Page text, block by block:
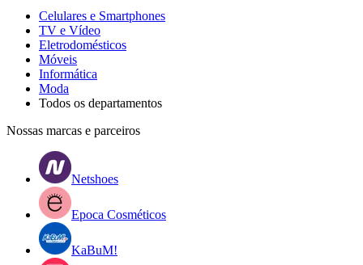
Celulares e Smartphones
TV e Vídeo
Eletrodomésticos
Móveis
Informática
Moda
Todos os departamentos
Nossas marcas e parceiros
Netshoes
Epoca Cosméticos
KaBuM!